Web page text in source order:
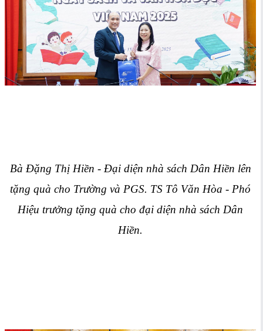
Bà Đặng Thị Hiền - Đại diện nhà sách Dân Hiền lên
tặng quà cho Trường và PGS. TS Tô Văn Hòa - Phó
Hiệu trưởng tặng quà cho đại diện nhà sách Dân
Hiền.